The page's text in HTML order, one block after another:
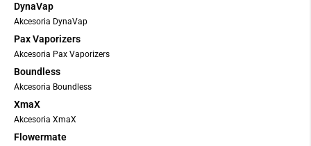
DynaVap
Akcesoria DynaVap
Pax Vaporizers
Akcesoria Pax Vaporizers
Boundless
Akcesoria Boundless
XmaX
Akcesoria XmaX
Flowermate